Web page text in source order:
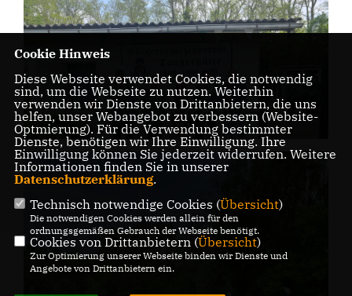
Cookie Hinweis
Diese Webseite verwendet Cookies, die notwendig
sind, um die Webseite zu nutzen. Weiterhin
verwenden wir Dienste von Drittanbietern, die uns
helfen, unser Webangebot zu verbessern (Website-
Optmierung). Für die Verwendung bestimmter
Dienste, benötigen wir Ihre Einwilligung. Ihre
Einwilligung können Sie jederzeit widerrufen. Weitere
Informationen finden Sie in unserer
Datenschutzerklärung.
Technisch notwendige Cookies (Übersicht)
Die notwendigen Cookies werden allein für den
ordnungsgemäßen Gebrauch der Webseite benötigt.
Cookies von Drittanbietern (Übersicht)
Zur Optimierung unserer Webseite binden wir Dienste und
Angebote von Drittanbietern ein.